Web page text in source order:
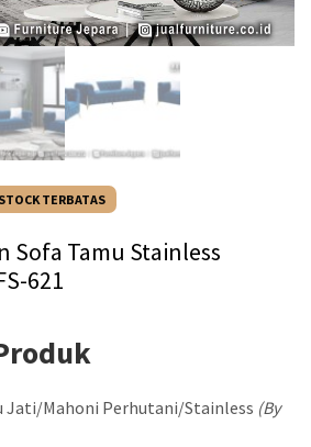
STOCK TERBATAS
Sofa Tamu Stainless
621
Jati/Mahoni Perhutani/Stainless (By